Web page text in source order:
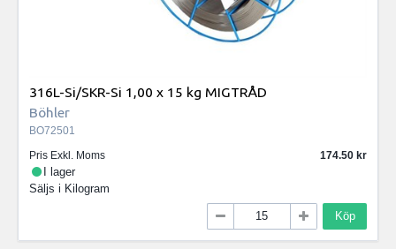
316L-Si/SKR-Si 1,00 x 15 kg MIGTRÅD
Böhler
BO72501
Pris Exkl. Moms
174.50
I lager
Säljs i Kilogram
Köp